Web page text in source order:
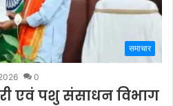
समाचार
0
एवं पशु संसाधन विभाग